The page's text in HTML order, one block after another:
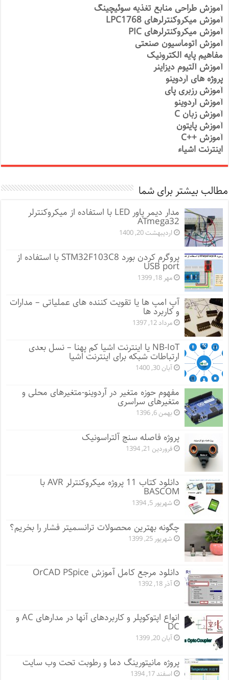
آموزش طراحی منابع تغذیه سوئیچینگ
آموزش میکروکنترلرهای LPC1768
آموزش میکروکنترلرهای PIC
آموزش اتوماسیون صنعتی
مفاهیم پایه الکترونیک
آموزش آلتیوم دیزاینر
پروژه های آردوینو
آموزش رزبری پای
آموزش آردوینو
آموزش زبان C
آموزش پایتون
آموزش ++C
اینترنت اشیاء
مطالب بیشتر برای شما
مدار دیمر پاور LED با استفاده از میکروکنترلر
ATmega32
اردیبهشت 20, 1400
پروگرم کردن بورد STM32F103C8 با استفاده از
USB port
مهر 18, 1399
آپ امپ ها یا تقویت کننده های عملیاتی – مدارات
و کاربرد ها
مرداد 12, 1397
NB-IoT یا اینترنت اشیا کم پهنا – نسل بعدی
ارتباطات شبکه برای اینترنت اشیا
آبان 30, 1400
مفهوم حوزه متغیر در آردوینو-متغیرهای محلی و
متغیرهای سراسری
بهمن 6, 1396
پروژه فاصله سنج آلتراسونیک
فروردین 21, 1394
دانلود کتاب 11 پروژه میکروکنترلر AVR با
BASCOM
شهریور 5, 1394
چگونه بهترین محصولات ترانسمیتر فشار را بخریم؟
شهریور 25, 1399
دانلود مرجع کامل آموزش OrCAD PSpice
آذر 18, 1392
انواع اپتوکوپلر و کاربردهای آنها در مدارهای AC و
DC
آبان 20, 1399
پروژه مانيتورينگ دما و رطوبت تحت وب سایت
اسفند 17, 1394